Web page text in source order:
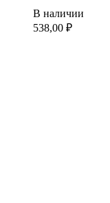
В наличии
538,00 ₽